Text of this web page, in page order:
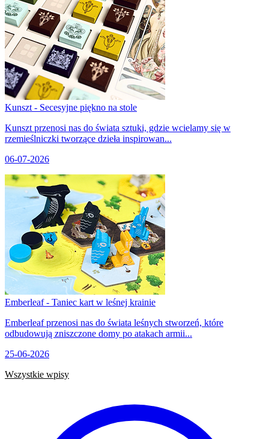
Kunszt - Secesyjne piękno na stole
Kunszt przenosi nas do świata sztuki, gdzie wcielamy się w
rzemieślniczki tworzące dzieła inspirowan...
06-07-2026
Emberleaf - Taniec kart w leśnej krainie
Emberleaf przenosi nas do świata leśnych stworzeń, które
odbudowują zniszczone domy po atakach armii...
25-06-2026
Wszystkie wpisy